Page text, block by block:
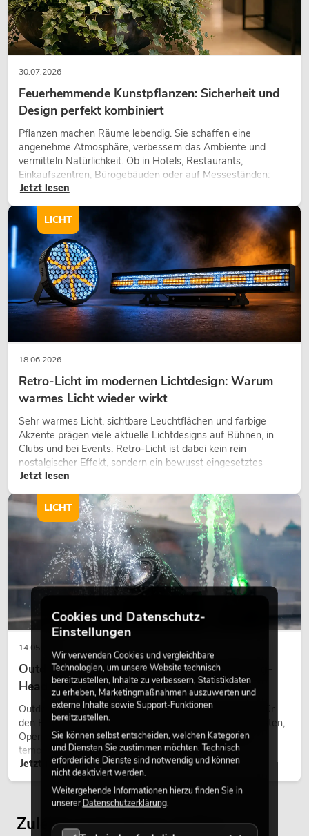
30.07.2026
Feuerhemmende Kunstpflanzen: Sicherheit und
Design perfekt kombiniert
Pflanzen machen Räume lebendig. Sie schaffen eine
angenehme Atmosphäre, verbessern das Ambiente und
vermitteln Natürlichkeit. Ob in Hotels, Restaurants,
Einkaufszentren, Bürogebäuden oder auf Messeständen:
eine hochwertige Begrünung gehört heute längst zum
Jetzt lesen
18.06.2026
Retro-Licht im modernen Lichtdesign: Warum
warmes Licht wieder wirkt
Sehr warmes Licht, sichtbare Leuchtflächen und farbige
Akzente prägen viele aktuelle Lichtdesigns auf Bühnen, in
Clubs und bei Events. Retro-Licht ist dabei kein rein
nostalgischer Effekt, sondern ein bewusst eingesetztes
Gestaltungsmittel: Es schafft Atmosphäre, gibt Szenen
wirken lassen.
Jetzt lesen
LICHT
14.05.2026
Outdoor Moving-Heads: Wetterfeste Moving-
Heads bei Events
Outdoor Moving-Heads sind bewegliche Scheinwerfer für
den Einsatz im Freien. Sie werden bei Festivals, Stadtfesten,
Open-Air-Konzerten, Architekturinszenierungen und
temporären Außeninstallationen eingesetzt.
Jetzt lesen
LICHT
Zuletzt angesehene Artikel
Cookies und Datenschutz-
Einstellungen
Wir verwenden Cookies und vergleichbare
Technologien, um unsere Website technisch
bereitzustellen, Inhalte zu verbessern, Statistikdaten
zu erheben, Marketingmaßnahmen auszuwerten und
externe Inhalte sowie Support-Funktionen
bereitzustellen.
Sie können selbst entscheiden, welchen Kategorien
und Diensten Sie zustimmen möchten. Technisch
erforderliche Dienste sind notwendig und können
nicht deaktiviert werden.
Weitergehende Informationen hierzu finden Sie in
unsererDatenschutzerklärung.